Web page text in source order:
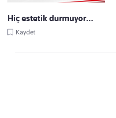
Hiç estetik durmuyor…
Kaydet